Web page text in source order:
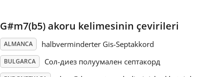
Português
Русский
G#m7(b5) akoru kelimesinin çevirileri
ALMANCA halbverminderter Gis-Septakkord
BULGARCA Сол-диез полуумален септакорд